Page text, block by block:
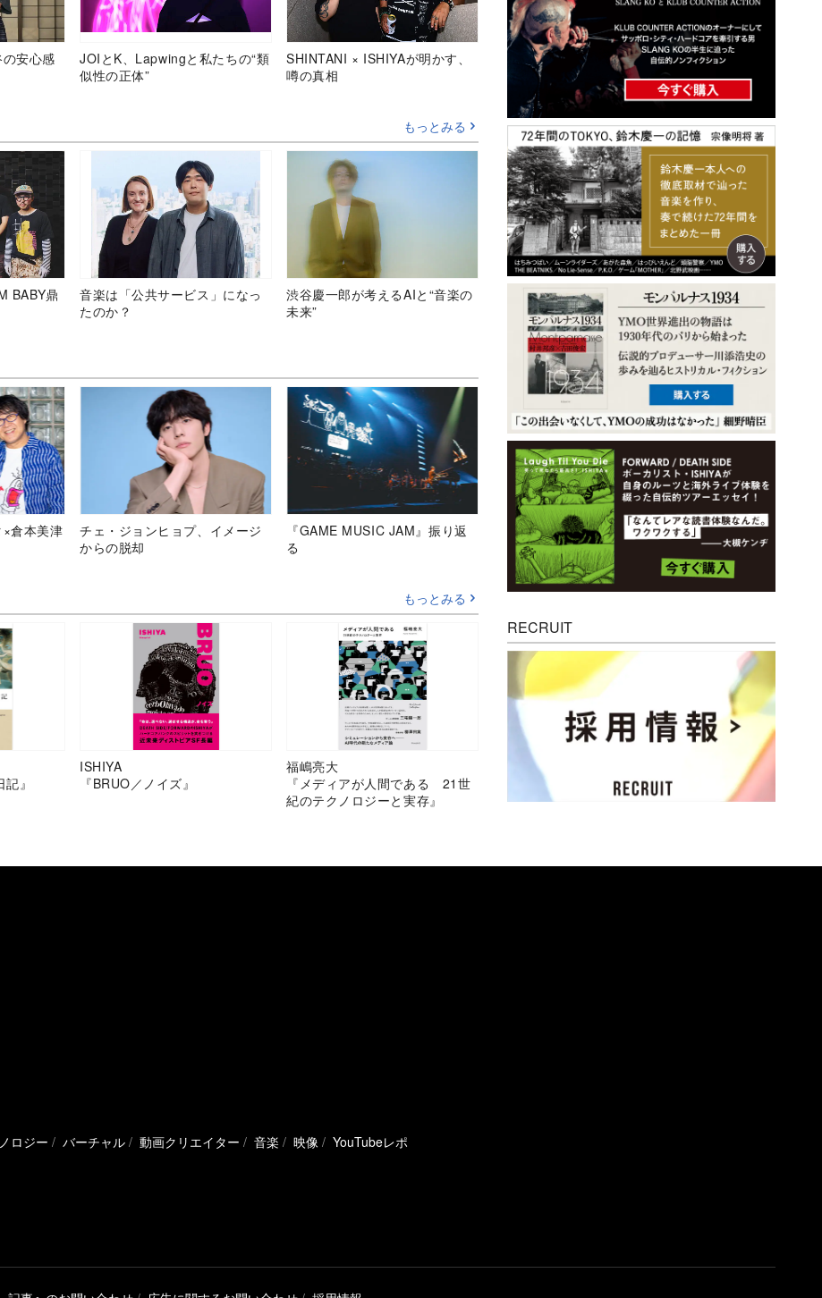
の安心感
JOIとK、Lapwingと私たちの“類
似性の正体”
SHINTANI × ISHIYAが明かす、
噂の真相
もっとみる
BABY鼎
音楽は「公共サービス」になっ
たのか？
渋谷慶一郎が考えるAIと“音楽の
未来”
倉本美津
チェ・ジョンヒョプ、イメージ
からの脱却
『GAME MUSIC JAM』振り返
る
もっとみる
』
ISHIYA
『BRUO／ノイズ』
福嶋亮大
『メディアが人間である 21世
紀のテクノロジーと実存』
RECRUIT
ロジー バーチャル 動画クリエイター 音楽 映像 YouTubeレポ